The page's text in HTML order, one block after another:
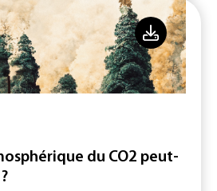
du CO2 peut-